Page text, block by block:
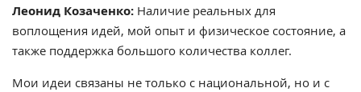
Леонид Козаченко: Наличие реальных для
воплощения идей, мой опыт и физическое состояние, а
также поддержка большого количества коллег.
Мои идеи связаны не только с национальной, но и с